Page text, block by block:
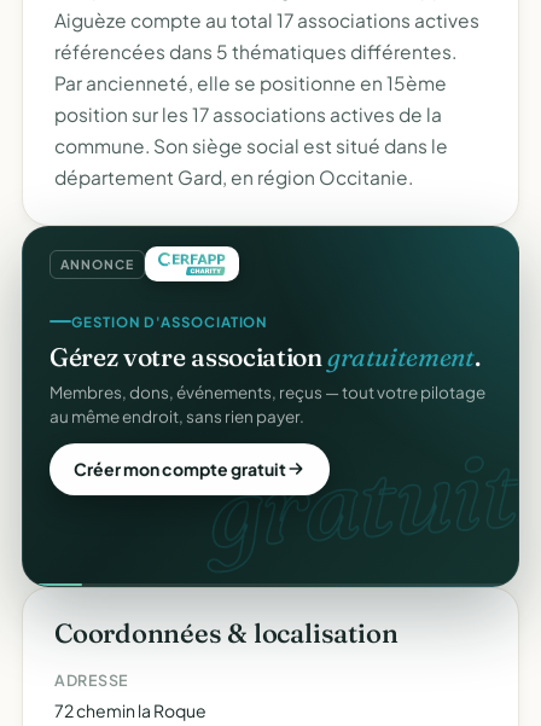
Aiguèze compte au total 17 associations actives
référencées dans 5 thématiques différentes.
Par ancienneté, elle se positionne en 15ème
position sur les 17 associations actives de la
commune. Son siège social est situé dans le
département Gard, en région Occitanie.
ANNONCE
gratuit.
GESTION D'ASSOCIATION
Gérez votre associationgratuitement.
Membres, dons, événements, reçus — tout votre pilotage
au même endroit, sans rien payer.
Créer mon compte gratuit
Coordonnées & localisation
ADRESSE
72 chemin la Roque